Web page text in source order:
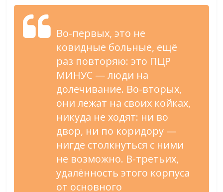
Во-первых, это не
ковидные больные, ещё
раз повторяю: это ПЦР
МИНУС — люди на
долечивание. Во-вторых,
они лежат на своих койках,
никуда не ходят: ни во
двор, ни по коридору —
нигде столкнуться с ними
не возможно. В-третьих,
удалённость этого корпуса
от основного